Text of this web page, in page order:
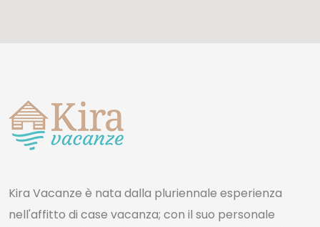
Kira Vacanze è nata dalla pluriennale esperienza
nell'affitto di case vacanza; con il suo personale